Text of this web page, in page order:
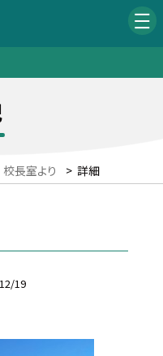
校長室より > 詳細
19